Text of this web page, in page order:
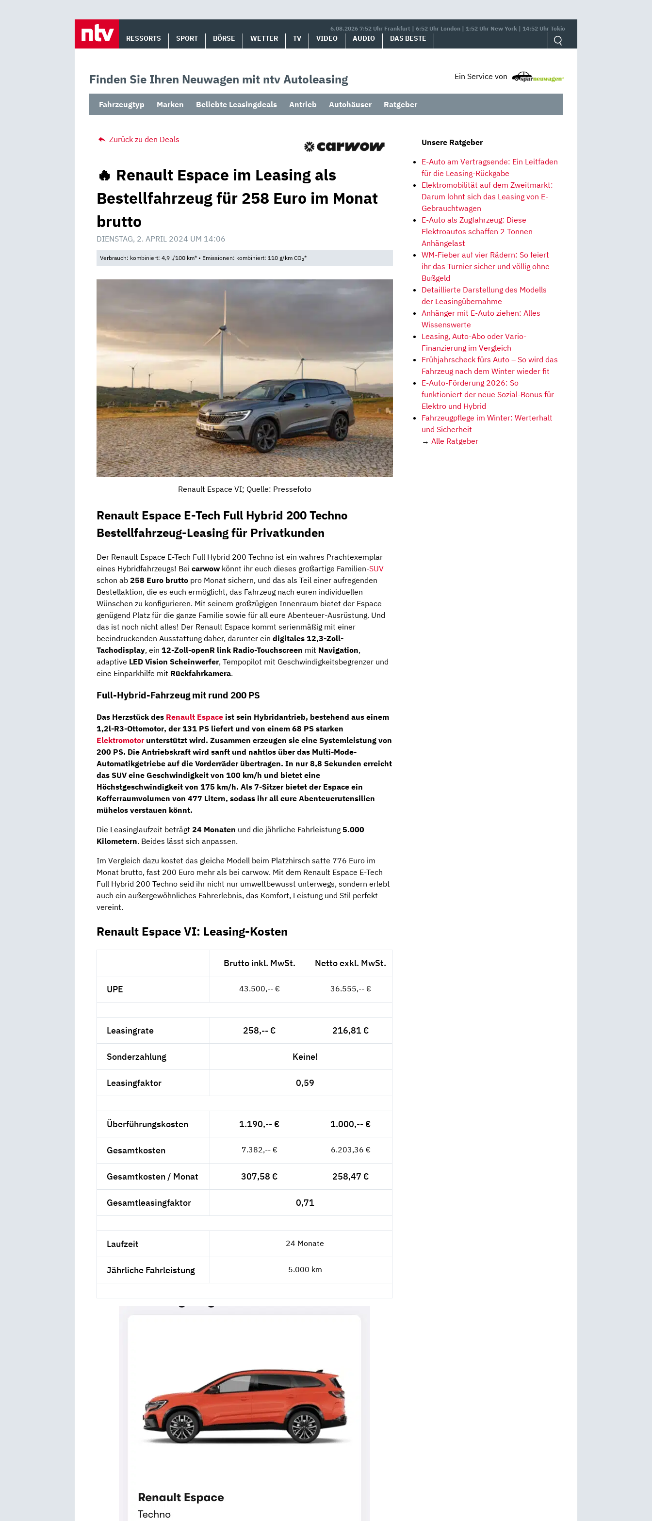
6.08.2026 7:52 Uhr Frankfurt | 6:52 Uhr London | 1:52 Uhr New York | 14:52 Uhr Tokio
RESSORTS SPORT BÖRSE WETTER TV VIDEO AUDIO DAS BESTE
Finden Sie Ihren Neuwagen mit ntv Autoleasing Ein Service von
Fahrzeugtyp Marken Beliebte Leasingdeals Antrieb Autohäuser Ratgeber
Zurück zu den Deals
🔥 Renault Espace im Leasing als
Bestellfahrzeug für 258 Euro im Monat
brutto
DIENSTAG, 2. APRIL 2024 UM 14:06
Verbrauch: kombiniert: 4,9 l/100 km* • Emissionen: kombiniert: 110 g/km CO2*
Renault Espace VI; Quelle: Pressefoto
Renault Espace E-Tech Full Hybrid 200 Techno
Bestellfahrzeug-Leasing für Privatkunden
Der Renault Espace E-Tech Full Hybrid 200 Techno ist ein wahres Prachtexemplar
eines Hybridfahrzeugs! Bei carwow könnt ihr euch dieses großartige Familien-SUV
schon ab 258 Euro brutto pro Monat sichern, und das als Teil einer aufregenden
Bestellaktion, die es euch ermöglicht, das Fahrzeug nach euren individuellen
Wünschen zu konfigurieren. Mit seinem großzügigen Innenraum bietet der Espace
genügend Platz für die ganze Familie sowie für all eure Abenteuer-Ausrüstung. Und
das ist noch nicht alles! Der Renault Espace kommt serienmäßig mit einer
beeindruckenden Ausstattung daher, darunter ein digitales 12,3-Zoll-
Tachodisplay, ein 12-Zoll-openR link Radio-Touchscreen mit Navigation,
adaptive LED Vision Scheinwerfer, Tempopilot mit Geschwindigkeitsbegrenzer und
eine Einparkhilfe mit Rückfahrkamera.
Full-Hybrid-Fahrzeug mit rund 200 PS
Das Herzstück des Renault Espace ist sein Hybridantrieb, bestehend aus einem
1,2l-R3-Ottomotor, der131 PS liefert und von einem 68 PS starken
Elektromotorunterstützt wird. Zusammen erzeugen sie eine Systemleistung von
200 PS. Die Antriebskraft wird sanft und nahtlos über das Multi-Mode-
Automatikgetriebe auf die Vorderräder übertragen. In nur 8,8 Sekunden erreicht
das SUV eine Geschwindigkeit von 100 km/h und bietet eine
Höchstgeschwindigkeit von 175 km/h. Als 7-Sitzer bietet der Espace ein
Kofferraumvolumen von 477 Litern, sodass ihr all eure Abenteuerutensilien
mühelos verstauen könnt.
Die Leasinglaufzeit beträgt 24 Monaten und die jährliche Fahrleistung 5.000
Kilometern. Beides lässt sich anpassen.
Im Vergleich dazu kostet das gleiche Modell beim Platzhirsch satte 776 Euro im
Monat brutto, fast 200 Euro mehr als bei carwow. Mit dem Renault Espace E-Tech
Full Hybrid 200 Techno seid ihr nicht nur umweltbewusst unterwegs, sondern erlebt
auch ein außergewöhnliches Fahrerlebnis, das Komfort, Leistung und Stil perfekt
vereint.
Renault Espace VI: Leasing-Kosten
Brutto inkl. MwSt. Netto exkl. MwSt.
UPE 43.500,-- € 36.555,-- €
Leasingrate 258,-- € 216,81 €
Sonderzahlung Keine!
Leasingfaktor 0,59
Überführungskosten 1.190,-- € 1.000,-- €
Gesamtkosten 7.382,-- € 6.203,36 €
Gesamtkosten / Monat 307,58 € 258,47 €
Gesamtleasingfaktor 0,71
Laufzeit 24 Monate
Jährliche Fahrleistung 5.000 km
Unsere Ratgeber
E-Auto am Vertragsende: Ein Leitfaden
für die Leasing-Rückgabe
Elektromobilität auf dem Zweitmarkt:
Darum lohnt sich das Leasing von E-
Gebrauchtwagen
E-Auto als Zugfahrzeug: Diese
Elektroautos schaffen 2 Tonnen
Anhängelast
WM-Fieber auf vier Rädern: So feiert
ihr das Turnier sicher und völlig ohne
Bußgeld
Detaillierte Darstellung des Modells
der Leasingübernahme
Anhänger mit E-Auto ziehen: Alles
Wissenswerte
Leasing, Auto-Abo oder Vario-
Finanzierung im Vergleich
Frühjahrscheck fürs Auto – So wird das
Fahrzeug nach dem Winter wieder fit
E-Auto-Förderung 2026: So
funktioniert der neue Sozial-Bonus für
Elektro und Hybrid
Fahrzeugpflege im Winter: Werterhalt
und Sicherheit
→ Alle Ratgeber